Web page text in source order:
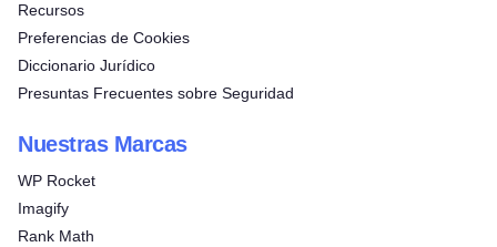
Recursos
Preferencias de Cookies
Diccionario Jurídico
Presuntas Frecuentes sobre Seguridad
Nuestras Marcas
WP Rocket
Imagify
Rank Math